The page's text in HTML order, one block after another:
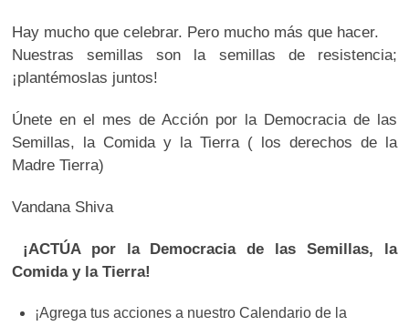
Hay mucho que celebrar. Pero mucho más que hacer.
Nuestras semillas son la semillas de resistencia;
¡plantémoslas juntos!
Únete en el mes de Acción por la Democracia de las
Semillas, la Comida y la Tierra ( los derechos de la
Madre Tierra)
Vandana Shiva
¡ACTÚA por la Democracia de las Semillas, la
Comida y la Tierra!
¡Agrega tus acciones a nuestro Calendario de la